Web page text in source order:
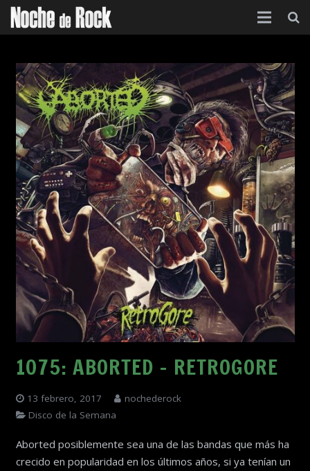
Categorías
Agenda
Foro
Contacto
Acerca de
1075: ABORTED – RETROGORE
13 febrero, 2017
nochederock
Disco de la Semana
Aborted posiblemente sea una de las bandas que más ha
crecido en popularidad en los últimos años, si ya tenían un